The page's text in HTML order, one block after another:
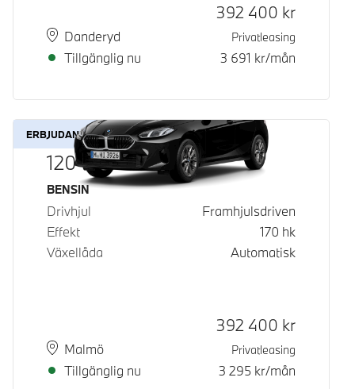
PlatsDanderyd
Leveranstid
Tillgänglig nu
Kontantpris
392 400 kr
Privatleasing
3 691 kr/mån
ERBJUDANDE
120
Bränsle
BENSIN
Drivhjul
Framhjulsdriven
Effekt
170 hk
Växellåda
Automatisk
PlatsMalmö
Leveranstid
Tillgänglig nu
Kontantpris
392 400 kr
Privatleasing
3 295 kr/mån